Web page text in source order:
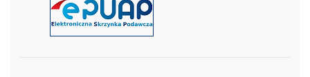
czytaj więcej